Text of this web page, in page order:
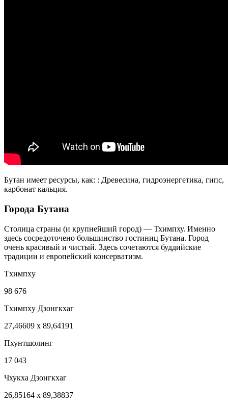
Бутан имеет ресурсы, как: : Древесина, гидроэнергетика, гипс,
карбонат кальция.
Города Бутана
Столица страны (и крупнейший город) — Тхимпху. Именно
здесь сосредоточено большинство гостиниц Бутана. Город
очень красивый и чистый. Здесь сочетаются буддийские
традиции и европейский консерватизм.
Тxимпxу
98 676
Тxимпxу Дзонгкхаг
27,46609 x 89,64191
Пхунтшолинг
17 043
Чхукха Дзонгкхаг
26,85164 x 89,38837